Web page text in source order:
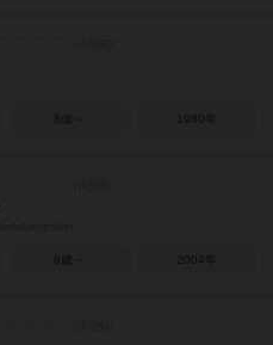
8歳～ 1980年
8歳～ 2004年